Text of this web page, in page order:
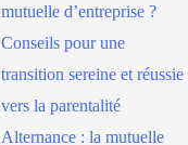
mutuelle d’entreprise ?
Conseils pour une
transition sereine et réussie
vers la parentalité
Alternance : la mutuelle